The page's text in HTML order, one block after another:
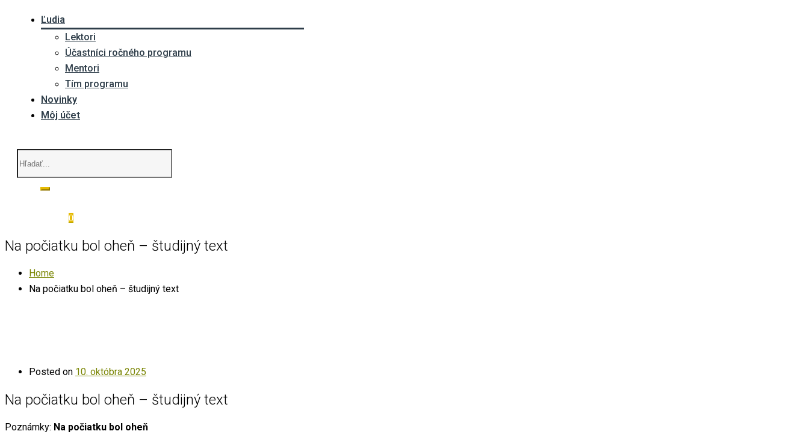
Ľudia
Lektori
Účastníci ročného programu
Mentori
Tím programu
Novinky
Môj účet
0
Na počiatku bol oheň – študijný text
Home
Na počiatku bol oheň – študijný text
Posted on 10. októbra 2025
Na počiatku bol oheň – študijný text
Poznámky: Na počiatku bol oheň